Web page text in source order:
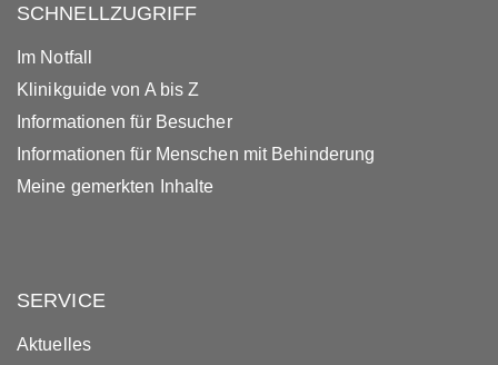
SCHNELLZUGRIFF
Im Notfall
Klinikguide von A bis Z
Informationen für Besucher
Informationen für Menschen mit Behinderung
Meine gemerkten Inhalte
SERVICE
Aktuelles